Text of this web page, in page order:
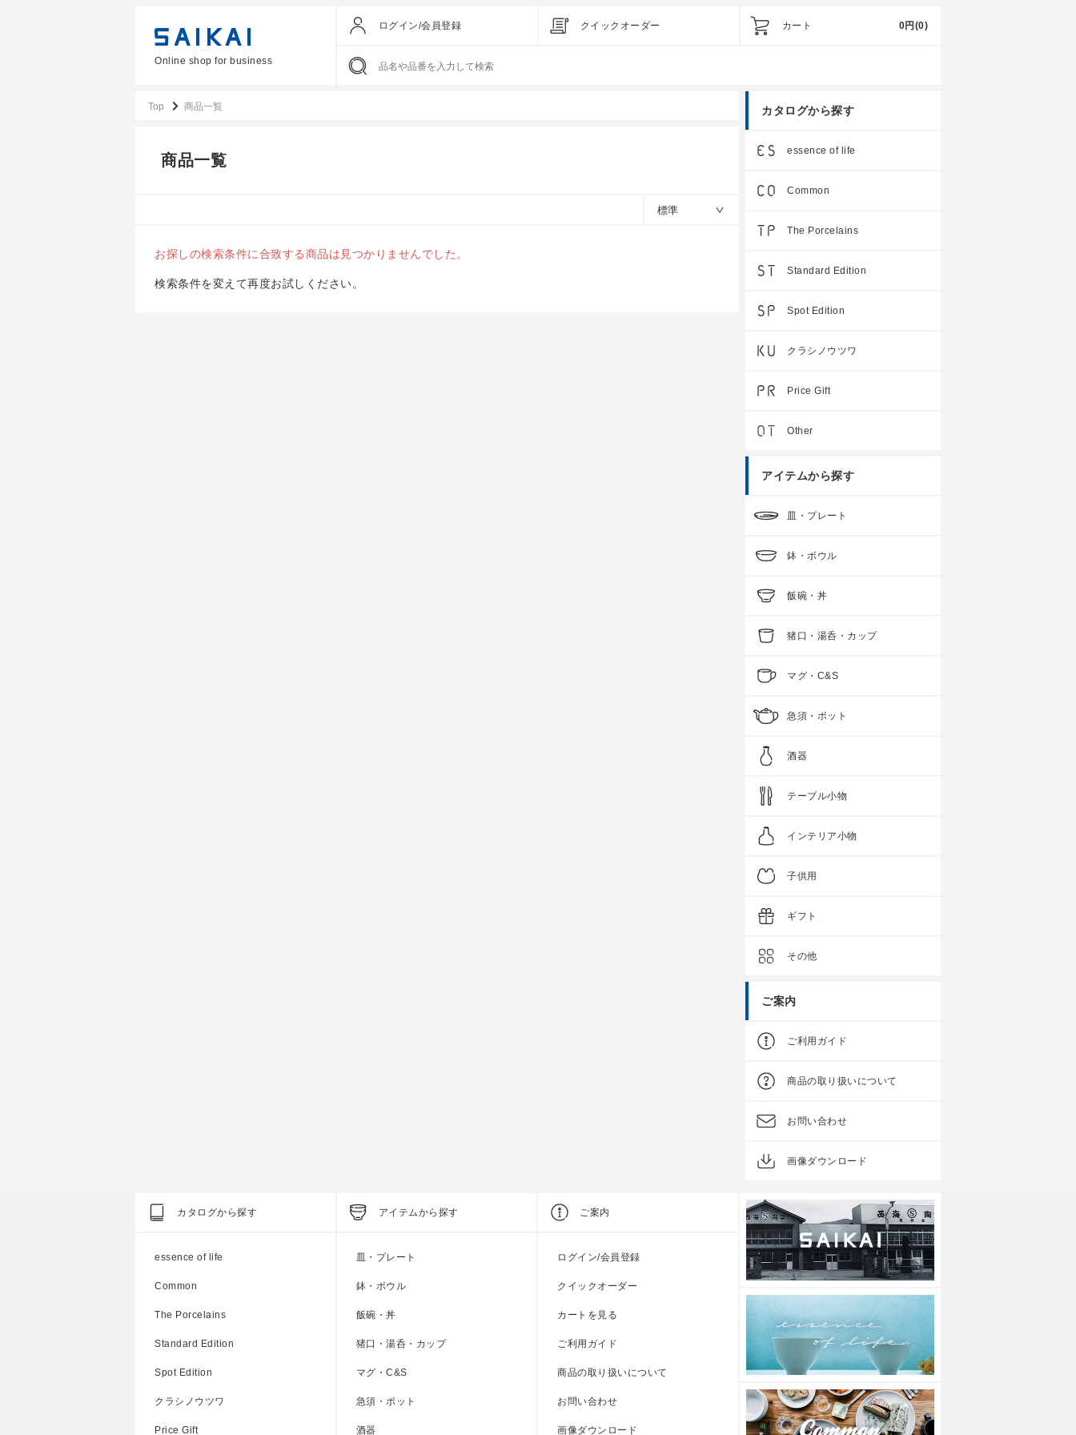
Online shop for business
ログイン/会員登録 クイックオーダー カート 0円 (0)
Top 商品一覧
商品一覧
標準
お探しの検索条件に合致する商品は見つかりませんでした。
カタログから探す
essence of life
Common
The Porcelains
Standard Edition
Spot Edition
クラシノウツワ
Price Gift
Other
アイテムから探す
皿・プレート
鉢・ボウル
飯碗・丼
猪口・湯呑・カップ
マグ・C&S
急須・ポット
酒器
テーブル小物
インテリア小物
子供用
ギフト
その他
ご案内
ご利用ガイド
商品の取り扱いについて
お問い合わせ
画像ダウンロード
カタログから探す
essence of life
Common
The Porcelains
Standard Edition
Spot Edition
クラシノウツワ
Price Gift
アイテムから探す
皿・プレート
鉢・ボウル
飯碗・丼
猪口・湯呑・カップ
マグ・C&S
急須・ポット
酒器
ご案内
ログイン/会員登録
クイックオーダー
カートを見る
ご利用ガイド
商品の取り扱いについて
お問い合わせ
画像ダウンロード